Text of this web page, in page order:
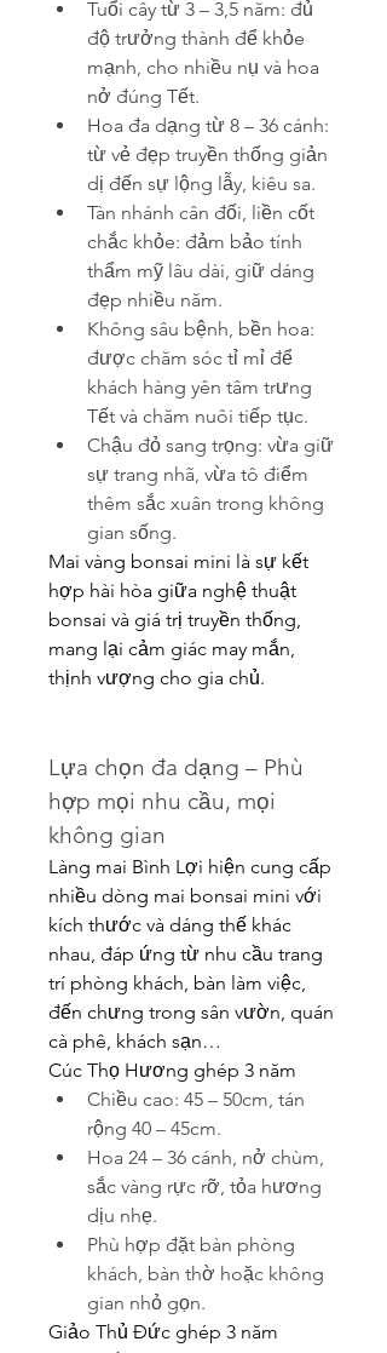
Tuổi cây từ 3 – 3,5 năm: đủ
độ trưởng thành để khỏe
mạnh, cho nhiều nụ và hoa
nở đúng Tết.
Hoa đa dạng từ 8 – 36 cánh:
từ vẻ đẹp truyền thống giản
dị đến sự lộng lẫy, kiêu sa.
Tàn nhánh cân đối, liền cốt
chắc khỏe: đảm bảo tính
thẩm mỹ lâu dài, giữ dáng
đẹp nhiều năm.
Không sâu bệnh, bền hoa:
được chăm sóc tỉ mỉ để
khách hàng yên tâm trưng
Tết và chăm nuôi tiếp tục.
Chậu đỏ sang trọng: vừa giữ
sự trang nhã, vừa tô điểm
thêm sắc xuân trong không
gian sống.
Mai vàng bonsai mini là sự kết
hợp hài hòa giữa nghệ thuật
bonsai và giá trị truyền thống,
mang lại cảm giác may mắn,
thịnh vượng cho gia chủ.
Lựa chọn đa dạng – Phù
hợp mọi nhu cầu, mọi
không gian
Làng mai Bình Lợi hiện cung cấp
nhiều dòng mai bonsai mini với
kích thước và dáng thế khác
nhau, đáp ứng từ nhu cầu trang
trí phòng khách, bàn làm việc,
đến chưng trong sân vườn, quán
cà phê, khách sạn…
Cúc Thọ Hương ghép 3 năm
Chiều cao: 45 – 50cm, tán
rộng 40 – 45cm.
Hoa 24 – 36 cánh, nở chùm,
sắc vàng rực rỡ, tỏa hương
dịu nhẹ.
Phù hợp đặt bàn phòng
khách, bàn thờ hoặc không
gian nhỏ gọn.
Giảo Thủ Đức ghép 3 năm